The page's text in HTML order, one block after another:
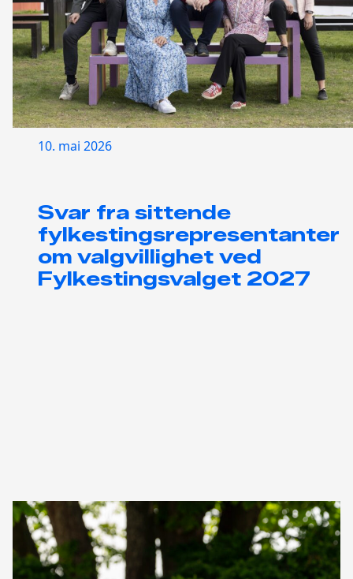
10. mai 2026
Svar fra sittende
fylkestingsrepresentanter
om valgvillighet ved
Fylkestingsvalget 2027